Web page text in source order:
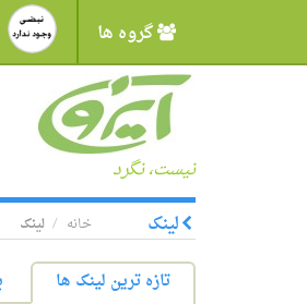
گروه ها
نیست، نگرد
خانه لینک لینک
تازه ترین لینک ها